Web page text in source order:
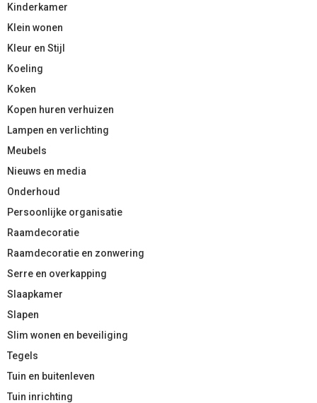
Kinderkamer
Klein wonen
Kleur en Stijl
Koeling
Koken
Kopen huren verhuizen
Lampen en verlichting
Meubels
Nieuws en media
Onderhoud
Persoonlijke organisatie
Raamdecoratie
Raamdecoratie en zonwering
Serre en overkapping
Slaapkamer
Slapen
Slim wonen en beveiliging
Tegels
Tuin en buitenleven
Tuin inrichting